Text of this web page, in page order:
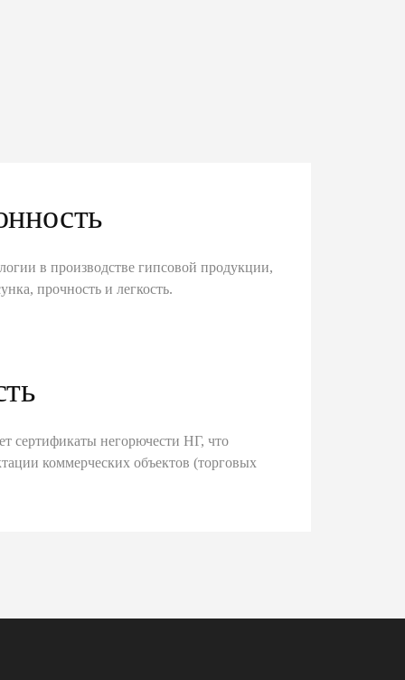
в производстве гипсовой продукции,
прочность и легкость.
сертификаты негорючести НГ, что
коммерческих объектов (торговых